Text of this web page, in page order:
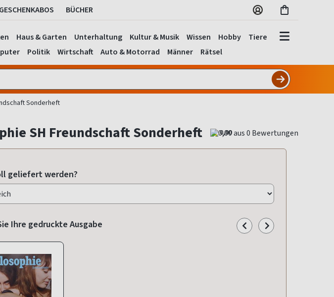
GESCHENKABOS BÜCHER
Haus & Garten Unterhaltung Kultur & Musik Wissen Hobby
Tiere
Politik Wirtschaft Auto & Motorrad Männer Rätsel
Sonderheft
SH Freundschaft Sonderheft 0,00
geliefert werden?
Ihre gedruckte Ausgabe